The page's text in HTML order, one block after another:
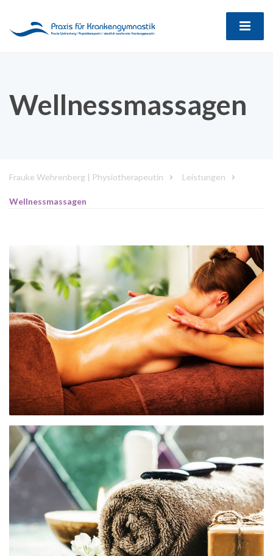
Wellnessmassagen
Frauke Wehrenberg | Physiotherapeutin Leistungen
Wellnessmassagen